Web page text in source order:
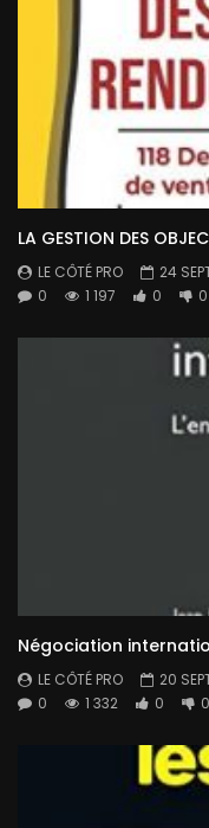
LA GESTION DES
LE CÔTÉ PRO
24
0
1 197 0 0
Négociation
LE CÔTÉ PRO
20
0
1 332 0 0